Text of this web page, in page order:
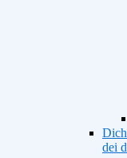
dei